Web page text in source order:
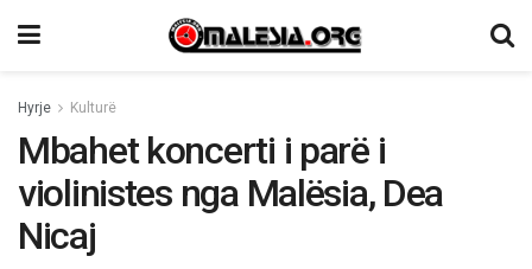
Hyrje Kulturë
Mbahet koncerti i parë i
violinistes nga Malësia, Dea
Nicaj